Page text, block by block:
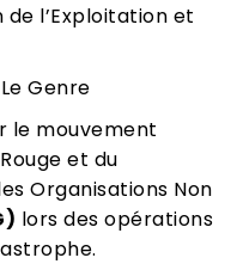
l’Exploitation et
Genre
le mouvement
et du
Organisations Non
lors des opérations